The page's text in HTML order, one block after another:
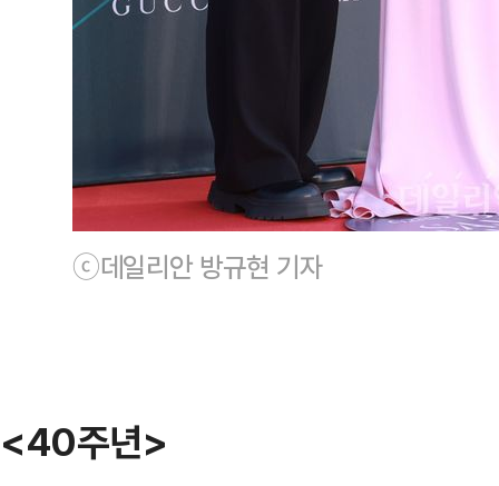
ⓒ데일리안 방규현 기자
<40주년>